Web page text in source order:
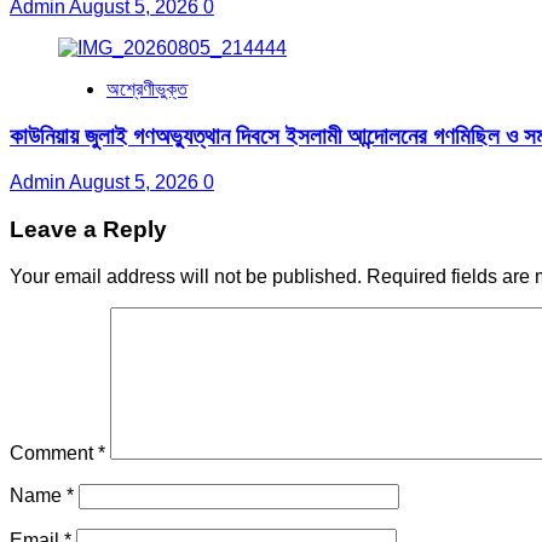
Admin August 5, 2026 0
অশ্রেণীভুক্ত
কাউনিয়ায় জুলাই গণঅভ্যুত্থান দিবসে ইসলামী আন্দোলনের গণমিছিল ও
Admin August 5, 2026 0
Leave a Reply
Your email address will not be published. Required fields are
Comment*
Name *